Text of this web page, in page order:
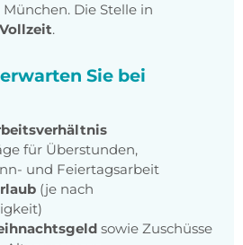
Die Stelle in
Vollzeit.
Sie bei
für Überstunden,
und Feiertagsarbeit
(je nach
sowie Zuschüsse